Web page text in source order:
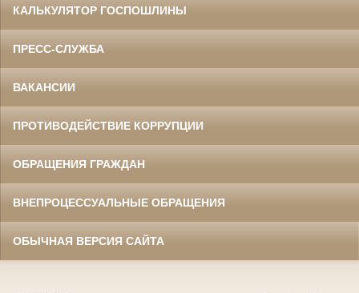
КАЛЬКУЛЯТОР ГОСПОШЛИНЫ
ПРЕСС-СЛУЖБА
ВАКАНСИИ
ПРОТИВОДЕЙСТВИЕ КОРРУПЦИИ
ОБРАЩЕНИЯ ГРАЖДАН
ВНЕПРОЦЕССУАЛЬНЫЕ ОБРАЩЕНИЯ
ОБЫЧНАЯ ВЕРСИЯ САЙТА